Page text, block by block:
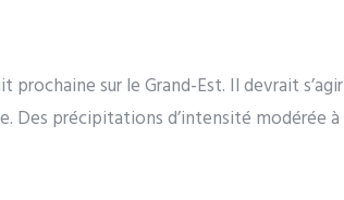
sur le Grand-Est. Il devrait s’agir
Des précipitations d’intensité modérée à